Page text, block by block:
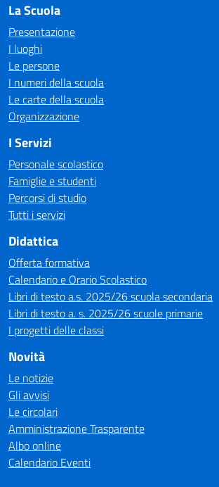
La Scuola
Presentazione
I luoghi
Le persone
I numeri della scuola
Le carte della scuola
Organizzazione
I Servizi
Personale scolastico
Famiglie e studenti
Percorsi di studio
Tutti i servizi
Didattica
Offerta formativa
Calendario e Orario Scolastico
Libri di testo a.s. 2025/26 scuola secondaria
Libri di testo a. s. 2025/26 scuole primarie
I progetti delle classi
Novità
Le notizie
Gli avvisi
Le circolari
Amministrazione Trasparente
Albo online
Calendario Eventi